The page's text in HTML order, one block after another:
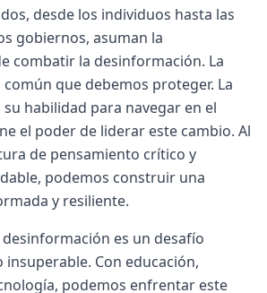
desde los individuos hasta las
gobiernos, asuman la
combatir la desinformación. La
que debemos proteger. La
habilidad para navegar en el
el poder de liderar este cambio. Al
de pensamiento crítico y
podemos construir una
y resiliente.
es un desafío
Con educación,
podemos enfrentar este